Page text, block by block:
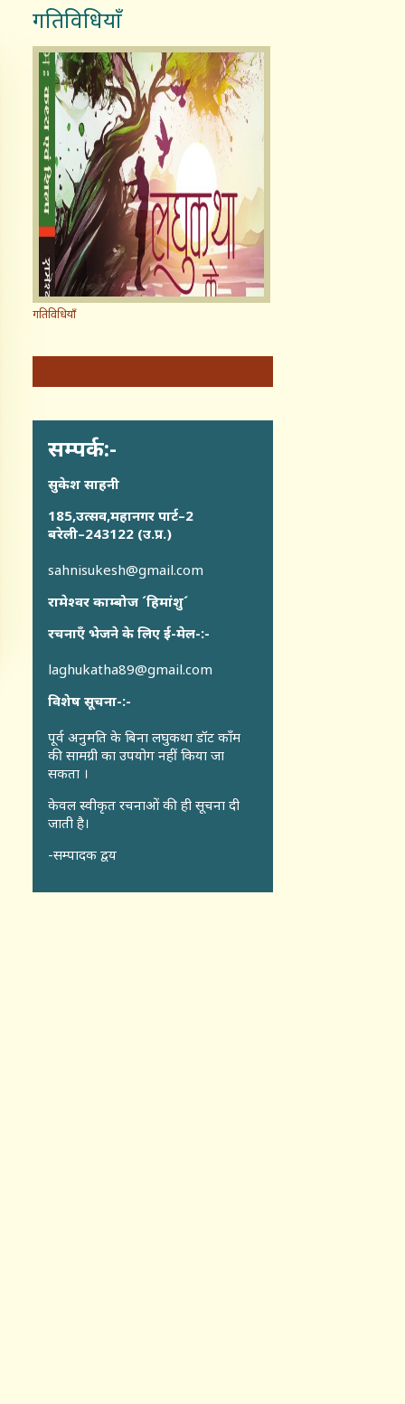
गतिविधियाँ
गतिविधियाँ
सम्पर्क:-
सुकेश साहनी
185,उत्सव,महानगर पार्ट–2
बरेली–243122 (उ.प्र.)
sahnisukesh@gmail.com
रामेश्वर काम्बोज ´हिमांशु´
रचनाएँ भेजने के लिए ई-मेल-:-
laghukatha89@gmail.com
विशेष सूचना-:-
पूर्व अनुमति के बिना लघुकथा डॉट कॉंम
की सामग्री का उपयोग नहीं किया जा
सकता ।
केवल स्वीकृत रचनाओं की ही सूचना दी
जाती है।
-सम्पादक द्वय